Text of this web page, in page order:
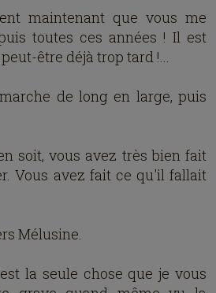
maintenant que vous me
toutes ces années ! Il est
être déjà trop tard !...
de long en large, puis
soit, vous avez très bien fait
Vous avez fait ce qu'il fallait
Mélusine.
la seule chose que je vous